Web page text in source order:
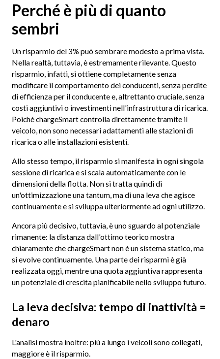
Perché è più di quanto
sembri
Un risparmio del 3% può sembrare modesto a prima vista.
Nella realtà, tuttavia, è estremamente rilevante. Questo
risparmio, infatti, si ottiene completamente senza
modificare il comportamento dei conducenti, senza perdite
di efficienza per il conducente e, altrettanto cruciale, senza
costi aggiuntivi o investimenti nell'infrastruttura di ricarica.
Poiché chargeSmart controlla direttamente tramite il
veicolo, non sono necessari adattamenti alle stazioni di
ricarica o alle installazioni esistenti.
Allo stesso tempo, il risparmio si manifesta in ogni singola
sessione di ricarica e si scala automaticamente con le
dimensioni della flotta. Non si tratta quindi di
un'ottimizzazione una tantum, ma di una leva che agisce
continuamente e si sviluppa ulteriormente ad ogni utilizzo.
Ancora più decisivo, tuttavia, è uno sguardo al potenziale
rimanente: la distanza dall'ottimo teorico mostra
chiaramente che chargeSmart non è un sistema statico, ma
si evolve continuamente. Una parte dei risparmi è già
realizzata oggi, mentre una quota aggiuntiva rappresenta
un potenziale di crescita pianificabile nello sviluppo futuro.
La leva decisiva: tempo di inattività =
denaro
L'analisi mostra inoltre: più a lungo i veicoli sono collegati,
maggiore è il risparmio.